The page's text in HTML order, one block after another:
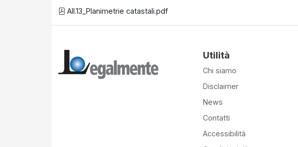
All.13_Planimetrie catastali.pdf
Utilità
Chi siamo
Disclaimer
News
Contatti
Accessibilità